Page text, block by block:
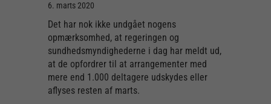
6. marts 2020
Det har nok ikke undgået nogens
opmærksomhed, at regeringen og
sundhedsmyndighederne i dag har meldt ud,
at de opfordrer til at arrangementer med
mere end 1.000 deltagere udskydes eller
aflyses resten af marts.